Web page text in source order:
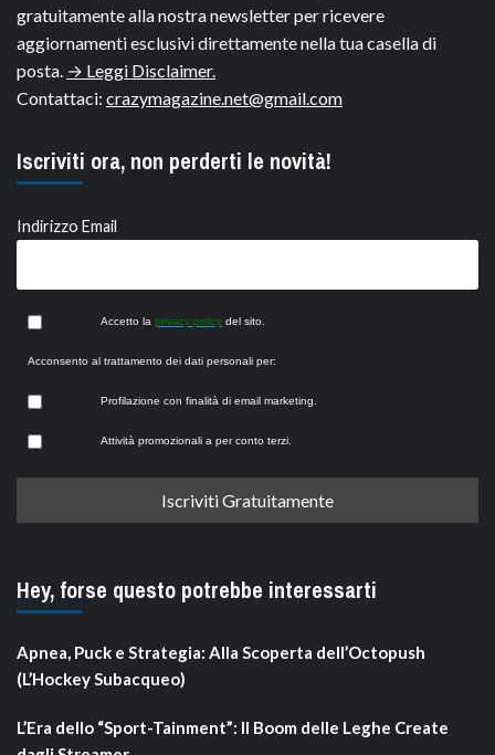
gratuitamente alla nostra newsletter per ricevere
aggiornamenti esclusivi direttamente nella tua casella di
posta. → Leggi Disclaimer.
Contattaci: crazymagazine.net@gmail.com
Iscriviti ora, non perderti le novità!
Indirizzo Email
Accetto la privacy policy del sito.
Acconsento al trattamento dei dati personali per:
Profilazione con finalità di email marketing.
Attività promozionali a per conto terzi.
Hey, forse questo potrebbe interessarti
Apnea, Puck e Strategia: Alla Scoperta dell’Octopush
(L’Hockey Subacqueo)
L’Era dello “Sport-Tainment”: Il Boom delle Leghe Create